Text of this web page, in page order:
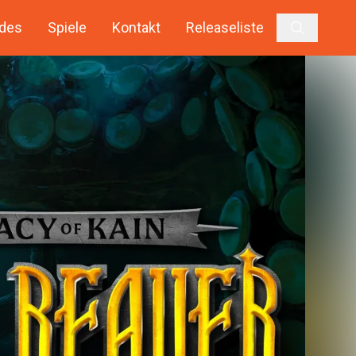
Spiele Kontakt Releaseliste